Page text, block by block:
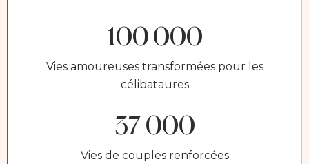
100 000
Vies amoureuses transformées pour les
célibataures
37 000
Vies de couples renforcées